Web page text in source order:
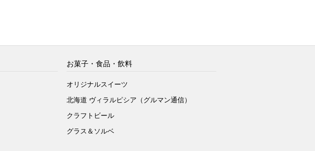
お菓子・食品・飲料
オリジナルスイーツ
北海道 ヴィラルピシア（グルマン通信）
クラフトビール
グラス＆ソルベ